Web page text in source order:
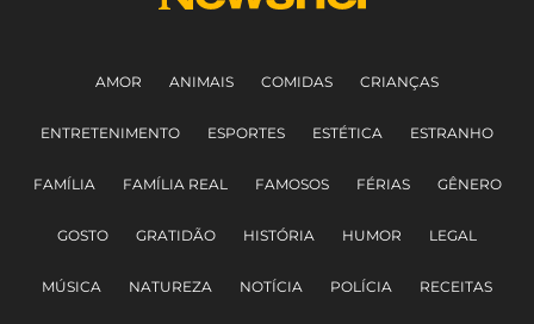
AMOR ANIMAIS COMIDAS CRIANÇAS
ENTRETENIMENTO ESPORTES ESTÉTICA ESTRANHO
FAMÍLIA FAMÍLIA REAL FAMOSOS FÉRIAS GÊNERO
GOSTO GRATIDÃO HISTÓRIA HUMOR LEGAL
MÚSICA NATUREZA NOTÍCIA POLÍCIA RECEITAS